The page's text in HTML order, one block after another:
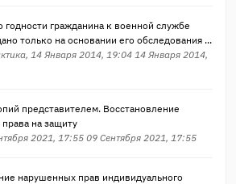
годности гражданина к военной службе
только на основании его обследования ...
14 Января 2014, 19:04 14 Января 2014,
представителем. Восстановление
на защиту
2021, 17:55 09 Сентября 2021, 17:55
нарушенных прав индивидуального